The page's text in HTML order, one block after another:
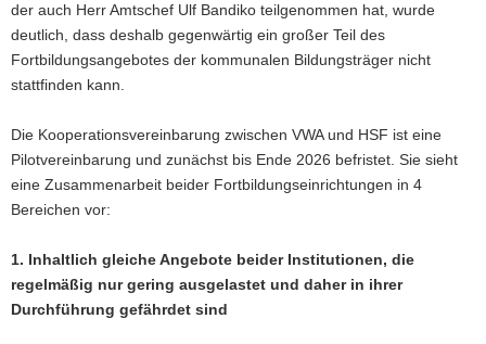
der auch Herr Amtschef Ulf Bandiko teilgenommen hat, wurde
deutlich, dass deshalb gegenwärtig ein großer Teil des
Fortbildungsangebotes der kommunalen Bildungsträger nicht
stattfinden kann.
Die Kooperationsvereinbarung zwischen VWA und HSF ist eine
Pilotvereinbarung und zunächst bis Ende 2026 befristet. Sie sieht
eine Zusammenarbeit beider Fortbildungseinrichtungen in 4
Bereichen vor:
1. Inhaltlich gleiche Angebote beider Institutionen, die
regelmäßig nur gering ausgelastet und daher in ihrer
Durchführung gefährdet sind